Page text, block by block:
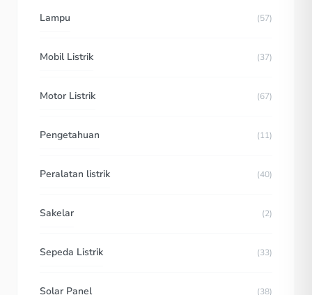
Lampu (57)
Mobil Listrik (37)
Motor Listrik (67)
Pengetahuan (11)
Peralatan listrik (40)
Sakelar (2)
Sepeda Listrik (33)
Solar Panel (38)